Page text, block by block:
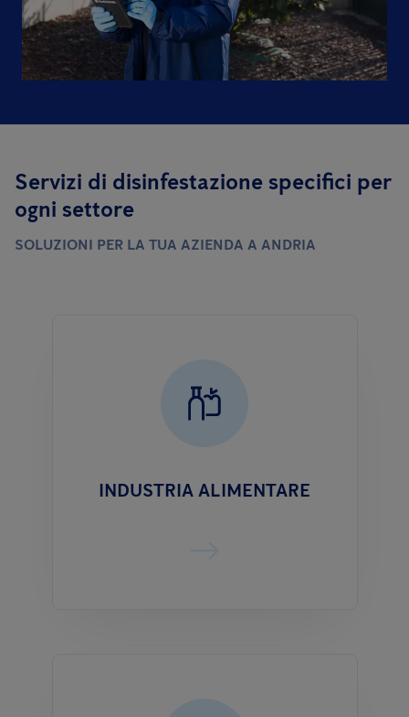
Servizi di disinfestazione specifici per
ogni settore
SOLUZIONI PER LA TUA AZIENDA A ANDRIA
INDUSTRIA ALIMENTARE